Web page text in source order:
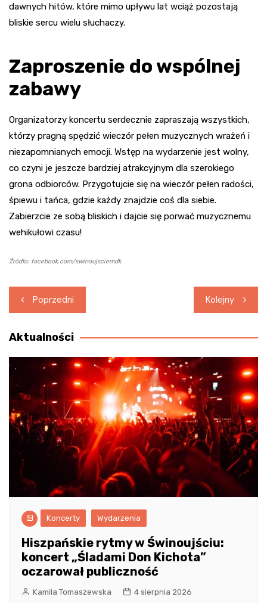
dawnych hitów, które mimo upływu lat wciąż pozostają
bliskie sercu wielu słuchaczy.
Zaproszenie do wspólnej
zabawy
Organizatorzy koncertu serdecznie zapraszają wszystkich,
którzy pragną spędzić wieczór pełen muzycznych wrażeń i
niezapomnianych emocji. Wstęp na wydarzenie jest wolny,
co czyni je jeszcze bardziej atrakcyjnym dla szerokiego
grona odbiorców. Przygotujcie się na wieczór pełen radości,
śpiewu i tańca, gdzie każdy znajdzie coś dla siebie.
Zabierzcie ze sobą bliskich i dajcie się porwać muzycznemu
wehikułowi czasu!
Źródło: facebook.com/swinoujsciemdk
Nawigacja
wpisu
Poprzedni Kolejny
Aktualności
Koncerty Wydarzenia
Hiszpańskie rytmy w Świnoujściu:
koncert „Śladami Don Kichota”
oczarował publiczność
Kamila Tomaszewska 4 sierpnia 2026